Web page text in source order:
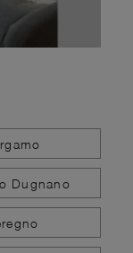
Dugnano